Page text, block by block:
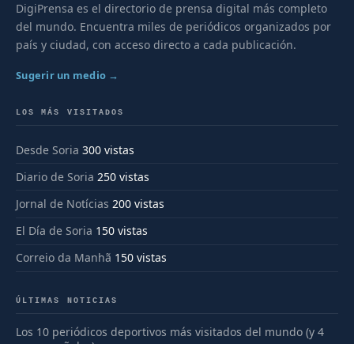
DigiPrensa es el directorio de prensa digital más completo
del mundo. Encuentra miles de periódicos organizados por
país y ciudad, con acceso directo a cada publicación.
Sugerir un medio →
LOS MÁS VISITADOS
Desde Soria 300 vistas
Diario de Soria 250 vistas
Jornal de Notícias 200 vistas
El Día de Soria 150 vistas
Correio da Manhã 150 vistas
ÚLTIMAS NOTICIAS
Los 10 periódicos deportivos más visitados del mundo (y 4